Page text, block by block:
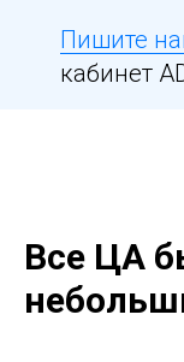
Пишите
кабинет
Все ЦА